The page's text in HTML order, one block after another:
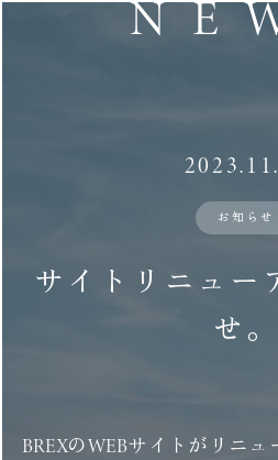
お知らせ
サイトリニュー
せ。
BREXのWEBサイトがリニュ